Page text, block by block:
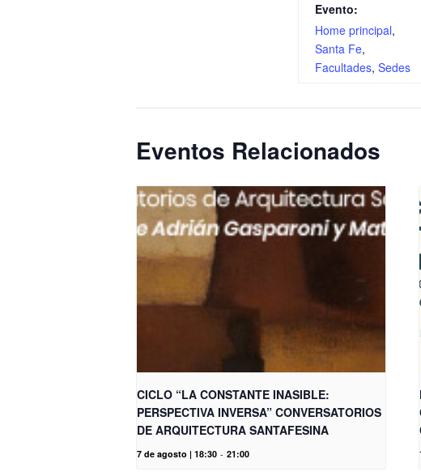
Evento:
Home principal,
Santa Fe,
Facultades, Sedes
Eventos Relacionados
CICLO “LA CONSTANTE INASIBLE:
PERSPECTIVA INVERSA” CONVERSATORIOS
DE ARQUITECTURA SANTAFESINA
7 de agosto | 18:30 - 21:00